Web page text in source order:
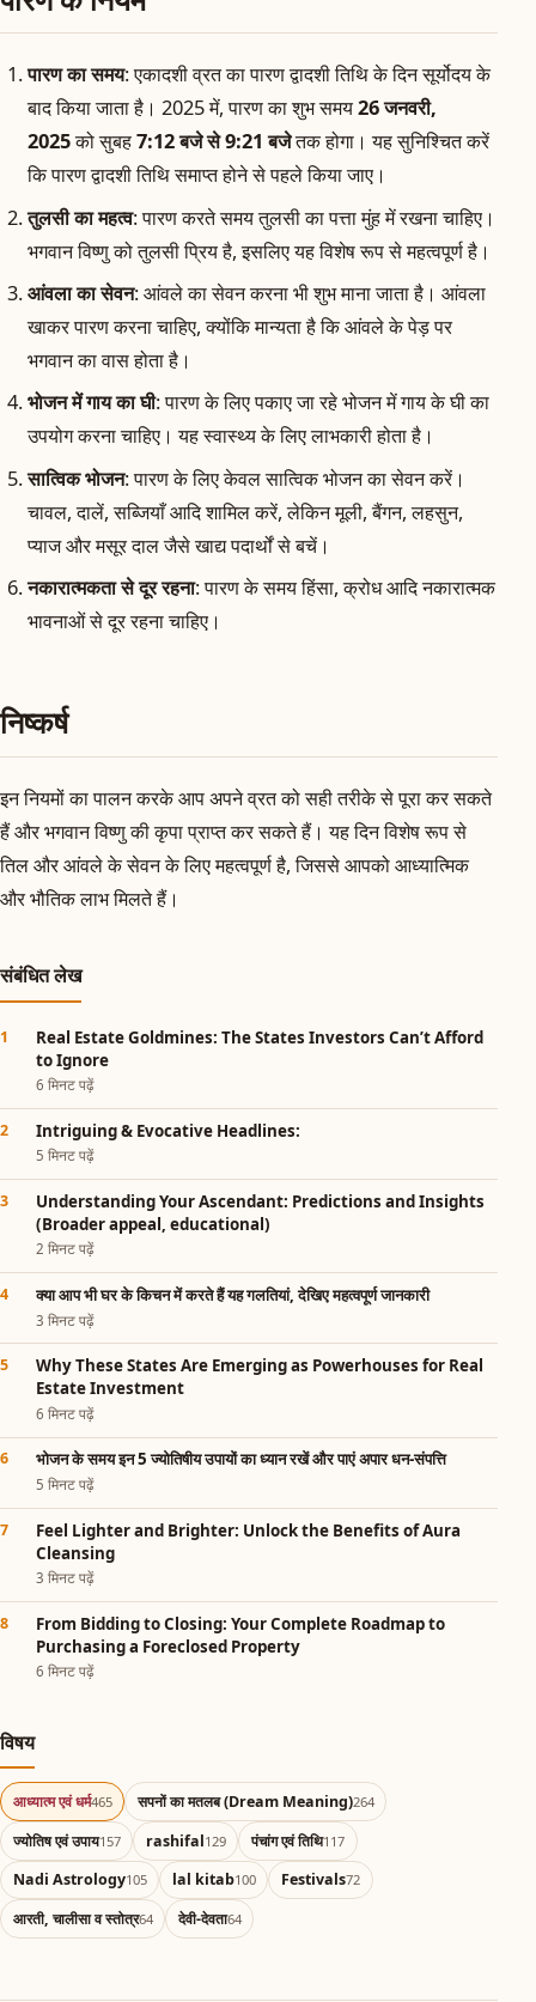
पारण का समय: एकादशी व्रत का पारण द्वादशी तिथि के दिन सूर्योदय के
बाद किया जाता है। 2025 में, पारण का शुभ समय26 जनवरी,
2025को सुबह7:12 बजे से 9:21 बजेतक होगा। यह सुनिश्चित करें
कि पारण द्वादशी तिथि समाप्त होने से पहले किया जाए।
तुलसी का महत्व: पारण करते समय तुलसी का पत्ता मुंह में रखना चाहिए।
भगवान विष्णु को तुलसी प्रिय है, इसलिए यह विशेष रूप से महत्वपूर्ण है।
आंवला का सेवन: आंवले का सेवन करना भी शुभ माना जाता है। आंवला
खाकर पारण करना चाहिए, क्योंकि मान्यता है कि आंवले के पेड़ पर
भगवान का वास होता है।
भोजन में गाय का घी: पारण के लिए पकाए जा रहे भोजन में गाय के घी का
उपयोग करना चाहिए। यह स्वास्थ्य के लिए लाभकारी होता है।
सात्विक भोजन: पारण के लिए केवल सात्विक भोजन का सेवन करें।
चावल, दालें, सब्जियाँ आदि शामिल करें, लेकिन मूली, बैंगन, लहसुन,
प्याज और मसूर दाल जैसे खाद्य पदार्थों से बचें।
नकारात्मकता से दूर रहना: पारण के समय हिंसा, क्रोध आदि नकारात्मक
भावनाओं से दूर रहना चाहिए।
निष्कर्ष
इन नियमों का पालन करके आप अपने व्रत को सही तरीके से पूरा कर सकते
हैं और भगवान विष्णु की कृपा प्राप्त कर सकते हैं। यह दिन विशेष रूप से
तिल और आंवले के सेवन के लिए महत्वपूर्ण है, जिससे आपको आध्यात्मिक
और भौतिक लाभ मिलते हैं।
संबंधित लेख
Real Estate Goldmines: The States Investors Can’t Afford
to Ignore
6 मिनट पढ़ें
Intriguing & Evocative Headlines:
5 मिनट पढ़ें
Understanding Your Ascendant: Predictions and Insights
(Broader appeal, educational)
2 मिनट पढ़ें
क्या आप भी घर के किचन में करते हैं यह गलतियां, देखिए महत्वपूर्ण जानकारी
3 मिनट पढ़ें
Why These States Are Emerging as Powerhouses for Real
Estate Investment
6 मिनट पढ़ें
भोजन के समय इन 5 ज्योतिषीय उपायों का ध्यान रखें और पाएं अपार धन-संपत्ति
5 मिनट पढ़ें
Feel Lighter and Brighter: Unlock the Benefits of Aura
Cleansing
3 मिनट पढ़ें
From Bidding to Closing: Your Complete Roadmap to
Purchasing a Foreclosed Property
6 मिनट पढ़ें
विषय
आध्यात्म एवं धर्म465 सपनों का मतलब (Dream Meaning)264
ज्योतिष एवं उपाय157 rashifal129 पंचांग एवं तिथि117
Nadi Astrology105 lal kitab100 Festivals72
आरती, चालीसा व स्तोत्र64 देवी-देवता64